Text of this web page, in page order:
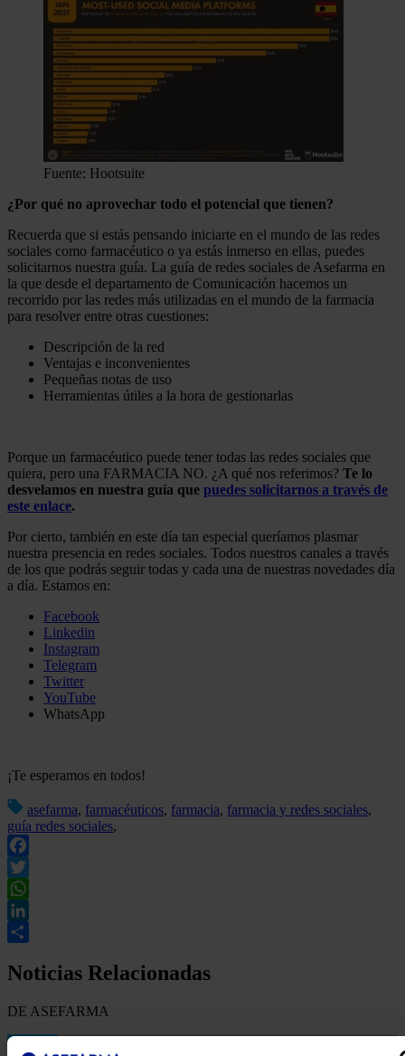
Fuente: Hootsuite
¿Por qué no aprovechar todo el potencial que tienen?
Recuerda que si estás pensando iniciarte en el mundo de las redes
sociales como farmacéutico o ya estás inmerso en ellas, puedes
solicitarnos nuestra guía. La guía de redes sociales de Asefarma en
la que desde el departamento de Comunicación hacemos un
recorrido por las redes más utilizadas en el mundo de la farmacia
para resolver entre otras cuestiones:
Descripción de la red
Ventajas e inconvenientes
Pequeñas notas de uso
Herramientas útiles a la hora de gestionarlas
Porque un farmacéutico puede tener todas las redes sociales que
quiera, pero una FARMACIA NO. ¿A qué nos referimos? Te lo
desvelamos en nuestra guía que puedes solicitarnos a través de
este enlace.
Por cierto, también en este día tan especial queríamos plasmar
nuestra presencia en redes sociales. Todos nuestros canales a través
de los que podrás seguir todas y cada una de nuestras novedades día
a día. Estamos en:
Facebook
Linkedin
Instagram
Telegram
Twitter
YouTube
WhatsApp
¡Te esperamos en todos!
asefarma, farmacéuticos, farmacia, farmacia y redes sociales,
guía redes sociales,
Facebook
Twitter
WhatsApp
LinkedIn
Noticias Relacionadas
DE ASEFARMA